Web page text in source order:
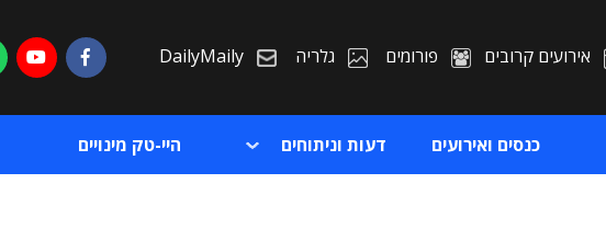
אירועים קרובים פורומים גלריה DailyMaily
כנסים ואירועים דעות וניתוחים היי-טק מינויים